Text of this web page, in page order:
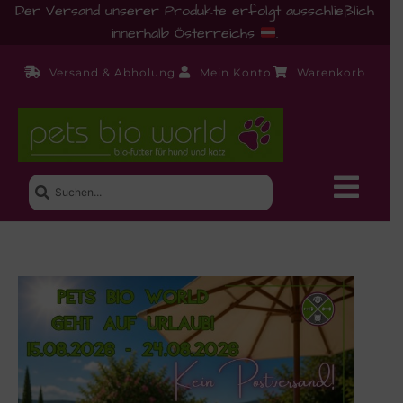
Der Versand unserer Produkte erfolgt ausschließlich
innerhalb Österreichs
.
Versand & Abholung Mein Konto Warenkorb
Neue Produkte
Shop
Ernährungsberatung!
Startseite